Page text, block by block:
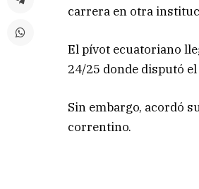
carrera en otra
El pívot ecuatoriano
24/25 donde disputó
Sin embargo, acordó
correntino.